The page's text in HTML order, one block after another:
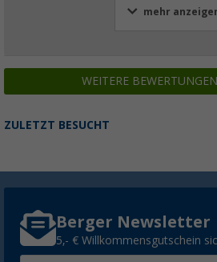
mehr
WEITERE
ZULETZT BESUCHT
Berger Newsletter
5,- € Willkommensgutschein